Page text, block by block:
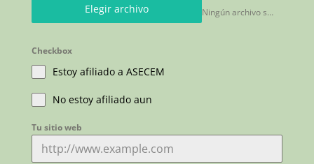
Elegir archivo Ningún archivo seleccionado
Checkbox
Estoy afiliado a ASECEM
No estoy afiliado aun
Tu sitio web